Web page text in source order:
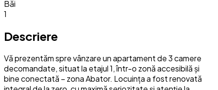
Băi
1
Descriere
Vă prezentăm spre vânzare un apartament de 3 camere
decomandate, situat la etajul 1, într-o zonă accesibilă și
bine conectată – zona Abator. Locuința a fost renovată